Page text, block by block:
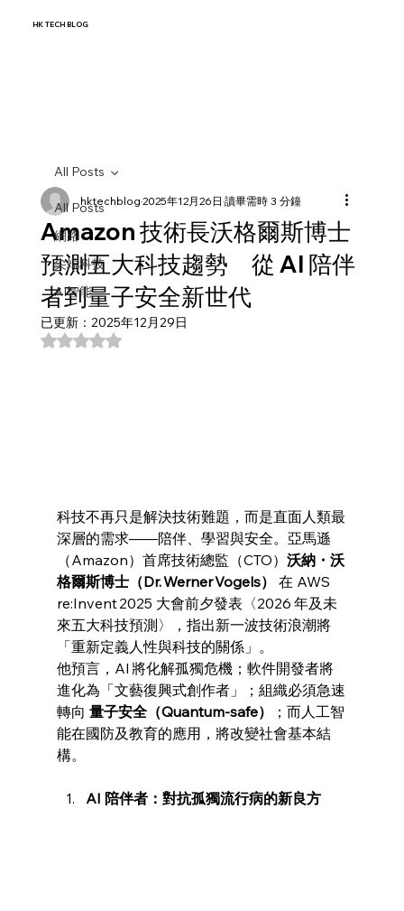
HK TECH BLOG
All Posts
網路
尖端科技
AI智能
All Posts
Amazon 技術長沃格爾斯博士
預測五大科技趨勢 從 AI 陪伴
者到量子安全新世代
hktechblog2025年12月26日 讀畢需時 3 分鐘
已更新： 2025年12月29日
評等為 NaN（最高為 5 顆星）。
科技不再只是解決技術難題，而是直面人類最
深層的需求——陪伴、學習與安全。亞馬遜
（Amazon）首席技術總監（CTO） 沃納・沃
格爾斯博士（Dr. Werner Vogels）
在 AWS
re:Invent 2025 大會前夕發表〈2026 年及未
來五大科技預測〉，指出新一波技術浪潮將
「重新定義人性與科技的關係」。
他預言，AI 將化解孤獨危機；軟件開發者將
進化為「文藝復興式創作者」；組織必須急速
轉向 量子安全（Quantum-safe）
；而人工智
能在國防及教育的應用，將改變社會基本結
構。
AI 陪伴者：對抗孤獨流行病的新良方